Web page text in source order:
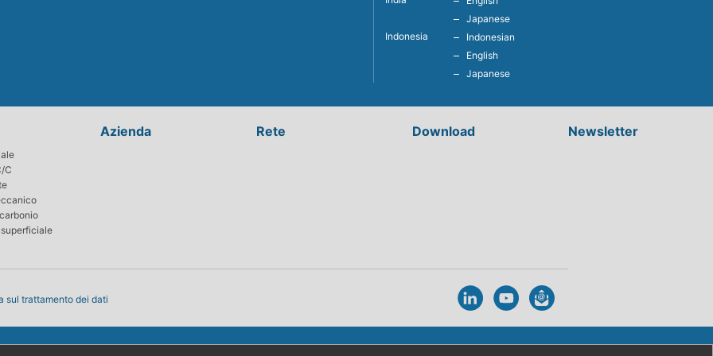
Japanese
Indonesia
Indonesian
English
Japanese
C
Azienda Rete Download Newsletter
sul trattamento dei dati